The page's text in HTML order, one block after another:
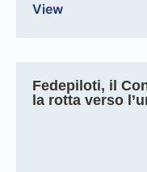
View
Fedepiloti, il
la rotta verso